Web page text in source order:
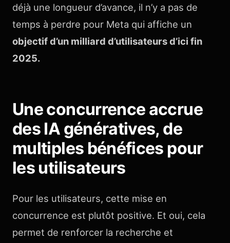
déjà une longueur d’avance, il n’y a pas de
temps à perdre pour Meta qui affiche un
objectif d’un milliard d’utilisateurs d’ici fin
2025.
Une concurrence accrue
des IA génératives, de
multiples bénéfices pour
les utilisateurs
Pour les utilisateurs, cette mise en
concurrence est plutôt positive. Et oui, cela
permet de renforcer la recherche et